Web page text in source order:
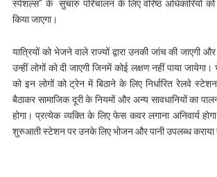
स्‍पेशल्‍स’’ के सुचारु परिचालन के लिए वरिष्‍ठ अधिकारियों
किया जाएगा।
यात्रियों को भेजने वाले राज्‍यों द्वारा उनकी जांच की जाएगी
उन्‍हीं लोगों को दी जाएगी जिनमें कोई लक्षण नहीं पाया
को इन लोगों को ट्रेन में बिठाने के लिए निर्धारित रेलवे
बैठाकर सामाजिक दूरी के नियमों और अन्‍य सावधानियों का
होगा। प्रत्‍येक व्‍यक्ति के लिए फेस कवर लगाना अनिवार्य
शुरुआती स्‍टेशन पर उनके लिए भोजन और पानी उपलब्‍ध कराया